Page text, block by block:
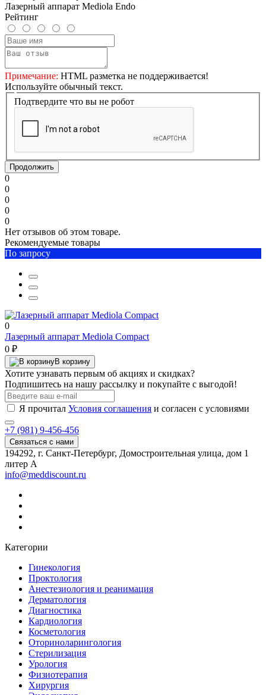
Лазерный аппарат Mediola Endo
Рейтинг
Примечание: HTML разметка не поддерживается!
Используйте обычный текст.
Подтвердите что вы не робот
Продолжить
0
0
0
0
0
Нет отзывов об этом товаре.
Рекомендуемые товары
По запросу
0
Лазерный аппарат Mediola Compact
0 ₽
В корзину
Хотите узнавать первым об акциях и скидках?
Подпишитесь на нашу рассылку и покупайте с выгодой!
Я прочитал Условия соглашения и согласен с условиями
+7 (981) 9-456-456
Связаться с нами
194292, г. Санкт-Петербург, Домостроительная улица, дом 1
литер А
info@meddiscount.ru
Категории
Гинекология
Проктология
Анестезиология и реанимация
Дерматология
Диагностика
Кардиология
Косметология
Оториноларингология
Стерилизация
Урология
Физиотерапия
Хирургия